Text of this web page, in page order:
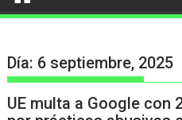
Día: 6 septiembre, 2025
UE multa a Google con